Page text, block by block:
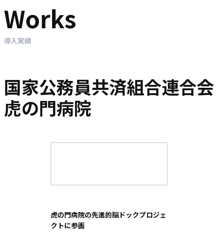
Works
導入実績
国家公務員共済組合連合会
虎の門病院
虎の門病院の先進的脳ドックプロジェ
クトに参画